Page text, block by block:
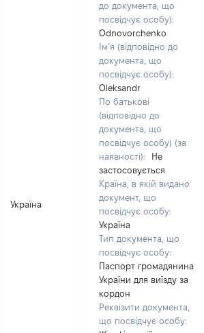
Україна
до документа, що
посвідчує особу):
Odnovorchenko
Ім’я (відповідно до
документа, що
посвідчує особу):
Oleksandr
По батькові
(відповідно до
документа, що
посвідчує особу) (за
наявності):
Не
застосовується
Країна, в якій видано
документ, що
посвідчує особу:
Україна
Тип документа, що
посвідчує особу:
Паспорт громадянина
України для виїзду за
кордон
Реквізити документа,
що посвідчує особу: